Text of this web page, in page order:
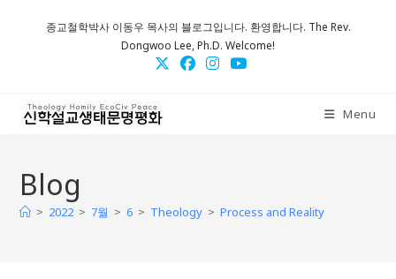
종교철학박사 이동우 목사의 블로그입니다. 환영합니다. The Rev.
Dongwoo Lee, Ph.D. Welcome!
Menu
Blog
> 2022 > 7월 > 6 > Theology > Process and Reality